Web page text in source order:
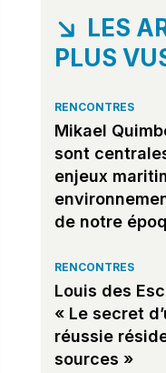
LES
PLUS
RENCONTRES
Mikael
sont
enjeux
de notre
RENCONTRES
Louis des
« Le secret
réussie
sources »